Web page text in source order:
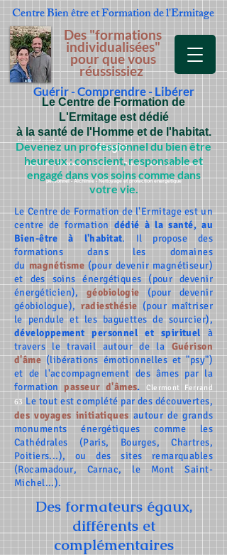
Centre Bien être et Formationde l'Ermitage
Guérir - Comprendre - Libérer
Des "formations
individualisées"
pour que vous
réussissiez
Le Centre de Formation de
L'Ermitage est dédié
à la santé de l'Homme et de l'habitat.
Stages
Magnétisme - Géobiologie - Radiesthésie - Passeur d'âmes - Développement
personnel - Alchimie - Nettoyage et protection énergétique
Stage Formation magnétisme Clermont Ferrand 63
Devenez un professionnel du bien être
heureux : conscient, responsable et
engagé dans vos soins comme dans
votre vie.
Le Centre de Formation de l'Ermitage est un
centre de formation dédié à la santé, au
Bien-être à l'habitat. Il propose des
formations dans les domaines
du magnétisme (pour devenir magnétiseur)
et des soins énergétiques (pour devenir
énergéticien),géobiologie (pour devenir
géobiologue), radiesthésie (pour maîtriser
le pendule et les baguettes de sourcier),
développement personnel et spirituel à
travers le travail autourde la Guérison
d'âme(libérations émotionnelles et "psy")
et de l'accompagnement des âmes par la
formationpasseur d'âmes.
Clermont Ferrand
63 Le tout est complété par des découvertes,
des voyages initiatiques autour de grands
monuments énergétiques comme les
Cathédrales (Paris, Bourges, Chartres,
Poitiers...), ou des sites remarquables
(Rocamadour, Carnac, le Mont Saint-
Michel...).
Des formateurs égaux,
différents et
complémentaires